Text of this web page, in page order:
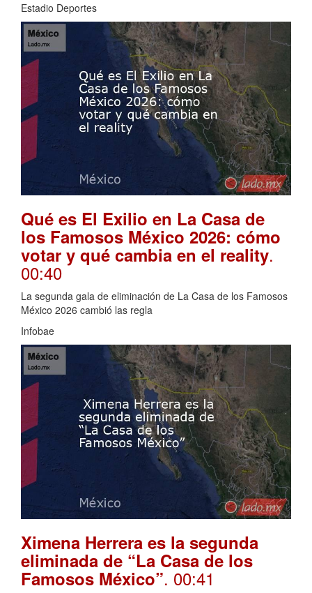
Estadio Deportes
Qué es El Exilio en La Casa de
los Famosos México 2026: cómo
votar y qué cambia en el reality.
00:40
La segunda gala de eliminación de La Casa de los Famosos
México 2026 cambió las regla
Infobae
Ximena Herrera es la segunda
eliminada de “La Casa de los
Famosos México”. 00:41